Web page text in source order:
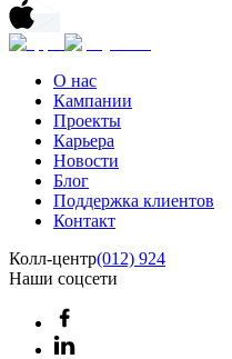
О нас
Кампании
Проекты
Карьера
Новости
Блог
Поддержка клиентов
Контакт
Колл-центр(012) 924
Наши соцсети